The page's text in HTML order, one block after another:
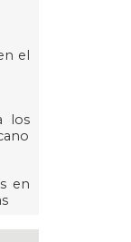
el
los
en